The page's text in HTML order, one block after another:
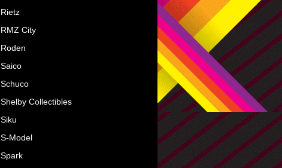
Rietz
RMZ City
Roden
Saico
Schuco
Shelby Collectibles
Siku
S-Model
Spark